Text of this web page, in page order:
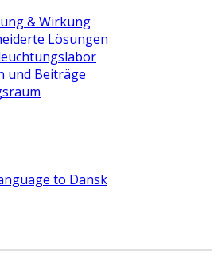
& Wirkung
Lösungen
und Beiträge